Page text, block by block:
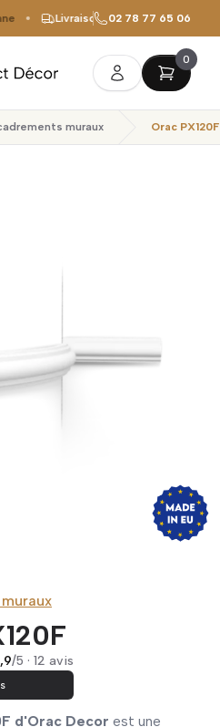
Livraison offertedès 149 €
02 78 77 65 06
0
muraux Orac PX120F
/5 · 12 avis
d'Orac Decor est une